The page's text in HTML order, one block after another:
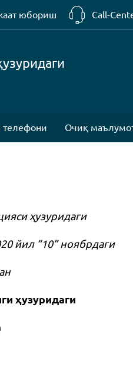
юбориш Call-
Очиқ
ҳузуридаги
йил “10” ноябрдаги
ҳузуридаги